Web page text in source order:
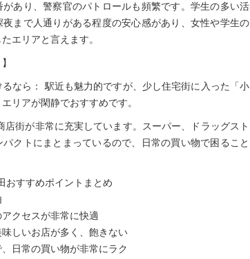
あり、警察官のパトロールも頻繁です。学生の多い活
まで人通りがある程度の安心感があり、女性や学生の
エリアと言えます。
なら： 駅近も魅力的ですが、少し住宅街に入った「小
リアが閑静でおすすめです。
店街が非常に充実しています。スーパー、ドラッグスト
クトにまとまっているので、日常の買い物で困ること
おすすめポイントまとめ
クセスが非常に快適
しいお店が多く、飽きない
日常の買い物が非常にラク